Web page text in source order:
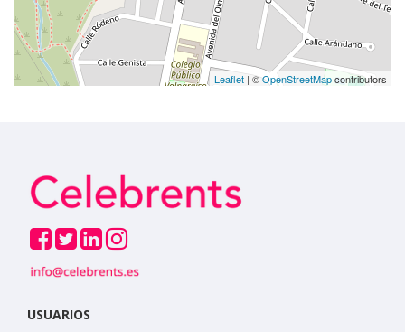
Leaflet | ©OpenStreetMapcontributors
USUARIOS